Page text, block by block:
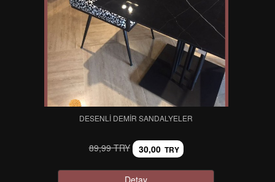
DESENLI DEMIR SANDALYELER
89,99 TRY 30,00 TRY
Detay